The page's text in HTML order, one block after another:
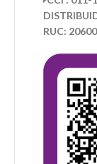
RUC: